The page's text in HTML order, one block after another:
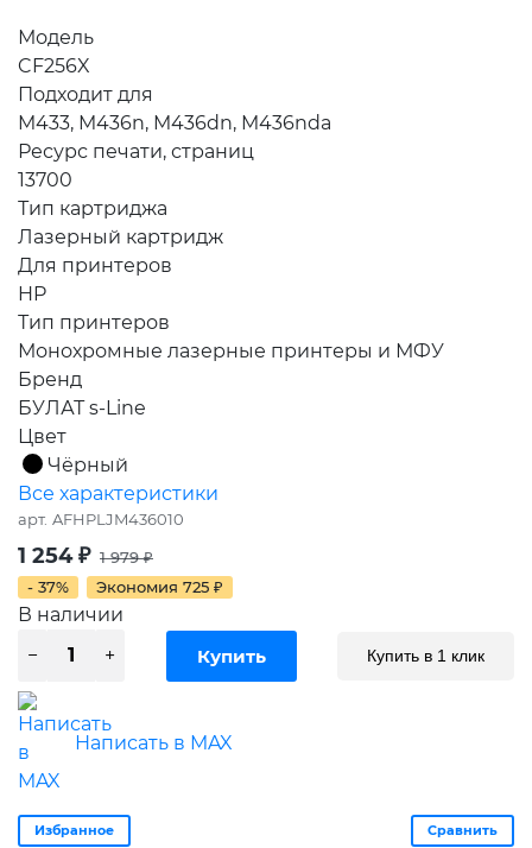
Модель
CF256X
Подходит для
M433, M436n, M436dn, M436nda
Ресурс печати, страниц
13700
Тип картриджа
Лазерный картридж
Для принтеров
HP
Тип принтеров
Монохромные лазерные принтеры и МФУ
Бренд
БУЛАТ s-Line
Цвет
Чёрный
Все характеристики
арт. AFHPLJM436010
1 254₽ 1 979₽
- 37%
Экономия 725 ₽
В наличии
Купить в 1 клик
Написать в MAX
Избранное Сравнить